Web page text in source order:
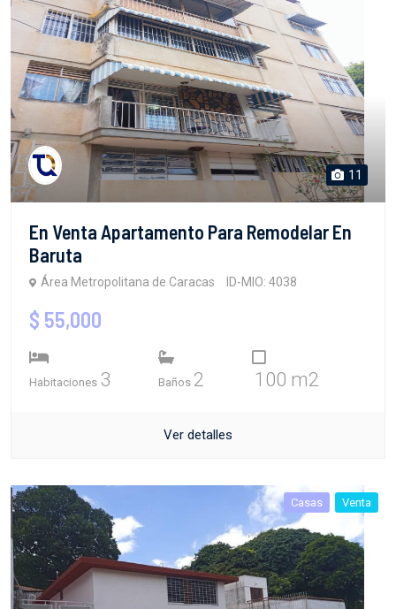
11
En Venta Apartamento Para Remodelar En
Baruta
Área Metropolitana de Caracas ID-MIO: 4038
$ 55,000
Habitaciones 3 Baños 2 100 m2
Ver detalles
Casas Venta